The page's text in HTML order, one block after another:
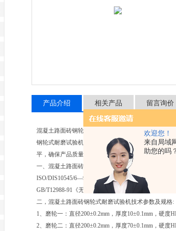
欢迎您！
来自局域
助您的吗
产品介绍 相关产品 留言询价
混凝土路面砖钢轮式耐磨试验机
陶瓷砖钢轮是耐磨试
钢轮式耐磨试验机，陶瓷砖耐磨试验机本机适用于
平，确保产品质量*的检验用仪器设备之一。陶瓷砖
一、混凝土路面砖钢轮式耐磨试验机符合标准：GB/
ISO/DIS10545/6—94《无釉砖耐深度磨损试验方法》
GB/T12988-91《无机地面材料耐磨试验方法》
二，混凝土路面砖钢轮式耐磨试验机技术参数及规格:
1、磨轮一：直径200±0.2mm，厚度10±0.1mm，硬度
2、磨轮二：直径200±0.2mm，厚度70±0.1mm，硬度